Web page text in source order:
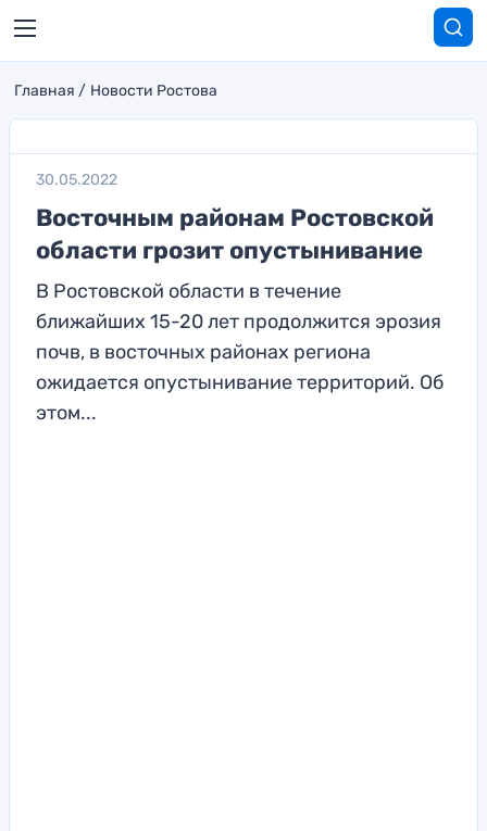
Главная Новости Ростова
30.05.2022
Восточным районам Ростовской
области грозит опустынивание
В Ростовской области в течение
ближайших 15-20 лет продолжится эрозия
почв, в восточных районах региона
ожидается опустынивание территорий. Об
этом...